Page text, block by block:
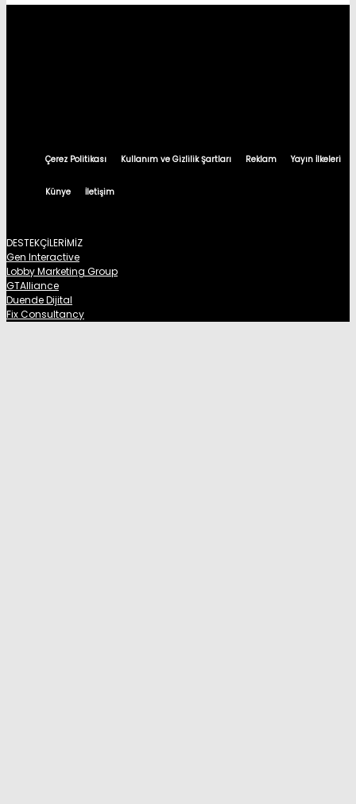
Çerez Politikası Kullanım ve Gizlilik Şartları Reklam Yayın İlkeleri
Künye İletişim
DESTEKÇİLERİMİZ
Gen Interactive
Lobby Marketing Group
GTAlliance
Duende Dijital
Fix Consultancy